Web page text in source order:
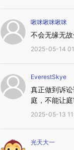
啾咪啾咪啾咪
不会无缘无
2025-05-14
EverestSkye
真正做到诉
庭，不能让
2025-05-13
光天大一